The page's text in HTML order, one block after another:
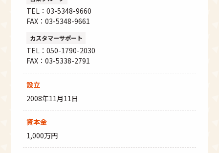
お問合せへの回答後、取得した個人情報は
当社内において削除致します。
（10）個人情報保護方針
当社ホームページの
（11）当社の個人情報の取扱いに関する苦情、相
談等の問合せ先
窓
TEL：03-5348-9660
FAX：03-5348-9661
カスタマーサポート
TEL：050-1790-2030
FAX：03-5338-2791
設立
2008年11月11日
資本金
1,000万円